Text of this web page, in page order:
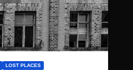
LOST PLACES